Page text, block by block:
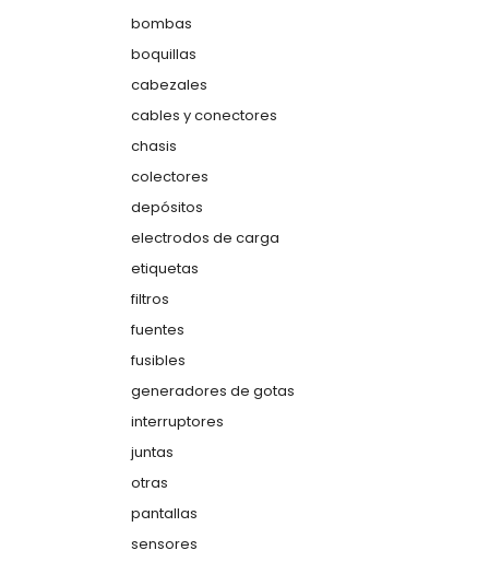
bombas
boquillas
cabezales
cables y conectores
chasis
colectores
depósitos
electrodos de carga
etiquetas
filtros
fuentes
fusibles
generadores de gotas
interruptores
juntas
otras
pantallas
sensores